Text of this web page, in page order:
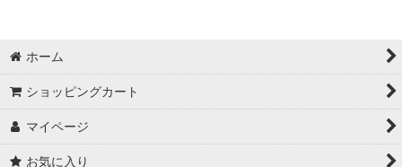
ホーム
ショッピングカート
マイページ
お気に入り